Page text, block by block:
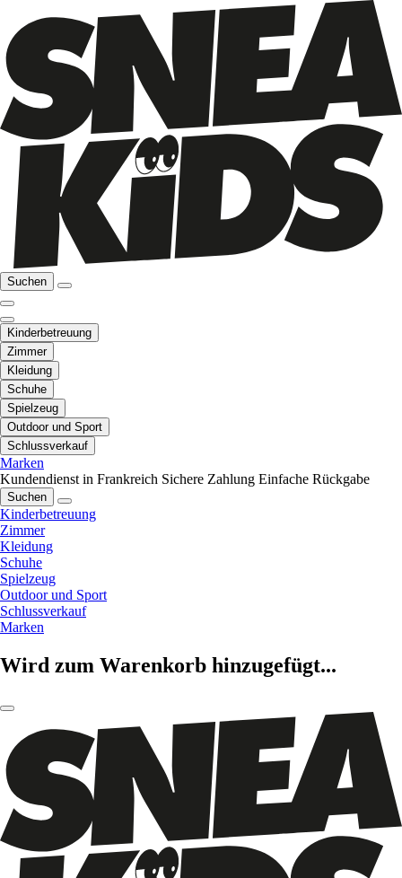
Suchen
Kinderbetreuung
Zimmer
Kleidung
Schuhe
Spielzeug
Outdoor und Sport
Schlussverkauf
Marken
Kundendienst in Frankreich Sichere Zahlung Einfache Rückgabe
Suchen
Kinderbetreuung
Zimmer
Kleidung
Schuhe
Spielzeug
Outdoor und Sport
Schlussverkauf
Marken
Wird zum Warenkorb hinzugefügt...